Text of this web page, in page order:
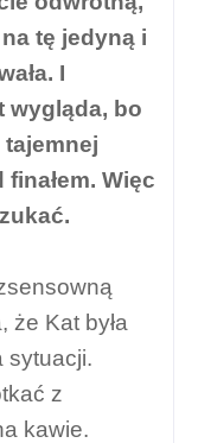
tę jedyną i
I
wygląda, bo
tajemnej
Więc
że Kat była
sytuacji.
z
kawie.